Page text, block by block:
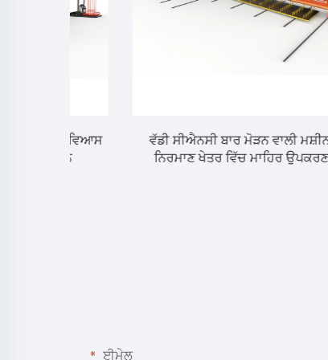
ਵੱਡੀ ਸੀਐਨਸੀ ਬਾਰ ਮੋੜਨ ਵਾਲੀ ਮਸ਼ੀਨ,
ਨਿਰਮਾਣ ਖੇਤਰ ਵਿੱਚ ਮਾਹਿਰ ਉਪਕਰਣ
ਈਮੇਲ